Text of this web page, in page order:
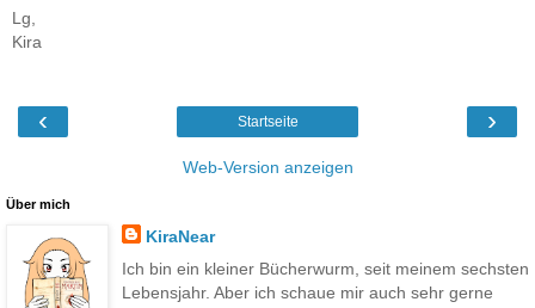
Lg,
Kira
‹ ›
Startseite
Web-Version anzeigen
Über mich
KiraNear
Ich bin ein kleiner Bücherwurm, seit meinem sechsten
Lebensjahr. Aber ich schaue mir auch sehr gerne